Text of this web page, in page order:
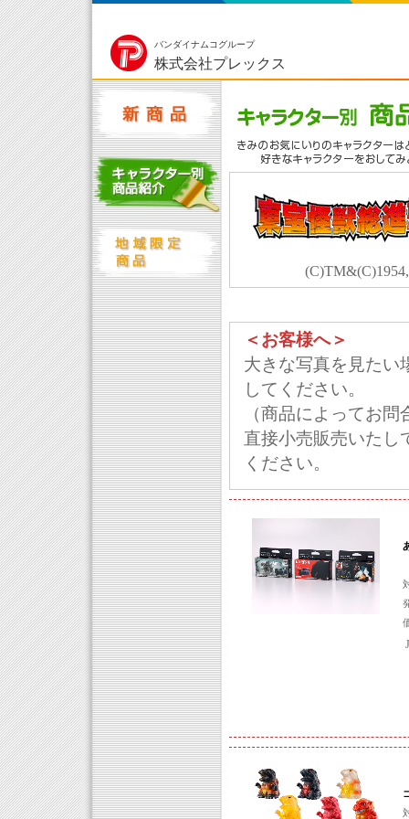
バンダイナムコグループ
株式会社プレックス
＜お客様へ＞
大きな写真を見たい
してください。
（商品によってお
直接小売販売いたし
ください。